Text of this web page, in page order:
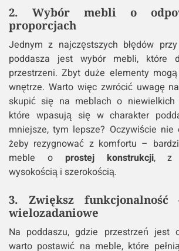
2. Wybór mebli o
proporcjach
Jednym z najczęstszych błędów
poddasza jest wybór mebli, które
przestrzeni. Zbyt duże elementy mogą
wnętrze. Warto więc zwrócić uwagę
skupić się na meblach o niewielkich
które wpasują się w charakter
mniejsze, tym lepsze? Oczywiście nie
żeby rezygnować z komfortu –
meble o prostej konstrukcji, z
wysokością i szerokością.
3. Zwiększ funkcjonalność
wielozadaniowe
Na poddaszu, gdzie przestrzeń jest
warto postawić na meble, które